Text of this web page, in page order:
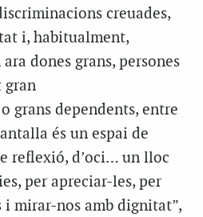
creuades,
i, habitualment,
dones grans, persones
gran
o grans dependents, entre
és un espai de
reflexió, d’oci… un lloc
per apreciar-les, per
mirar-nos amb dignitat”,